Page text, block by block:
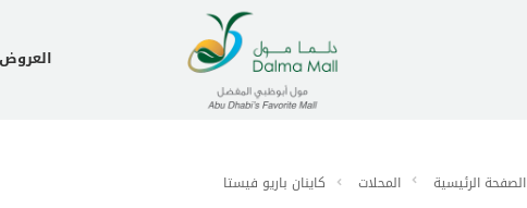
العروض
الصفحة الرئيسية المحلات كاينان باريو فيستا